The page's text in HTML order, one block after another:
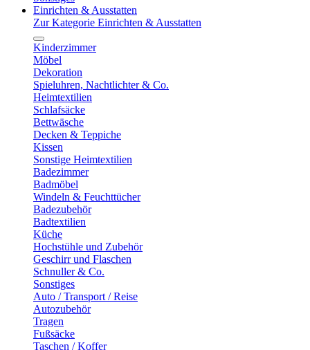
Einrichten & Ausstatten
Zur Kategorie Einrichten & Ausstatten
Kinderzimmer
Möbel
Dekoration
Spieluhren, Nachtlichter & Co.
Heimtextilien
Schlafsäcke
Bettwäsche
Decken & Teppiche
Kissen
Sonstige Heimtextilien
Badezimmer
Badmöbel
Windeln & Feuchttücher
Badezubehör
Badtextilien
Küche
Hochstühle und Zubehör
Geschirr und Flaschen
Schnuller & Co.
Sonstiges
Auto / Transport / Reise
Autozubehör
Tragen
Fußsäcke
Taschen / Koffer